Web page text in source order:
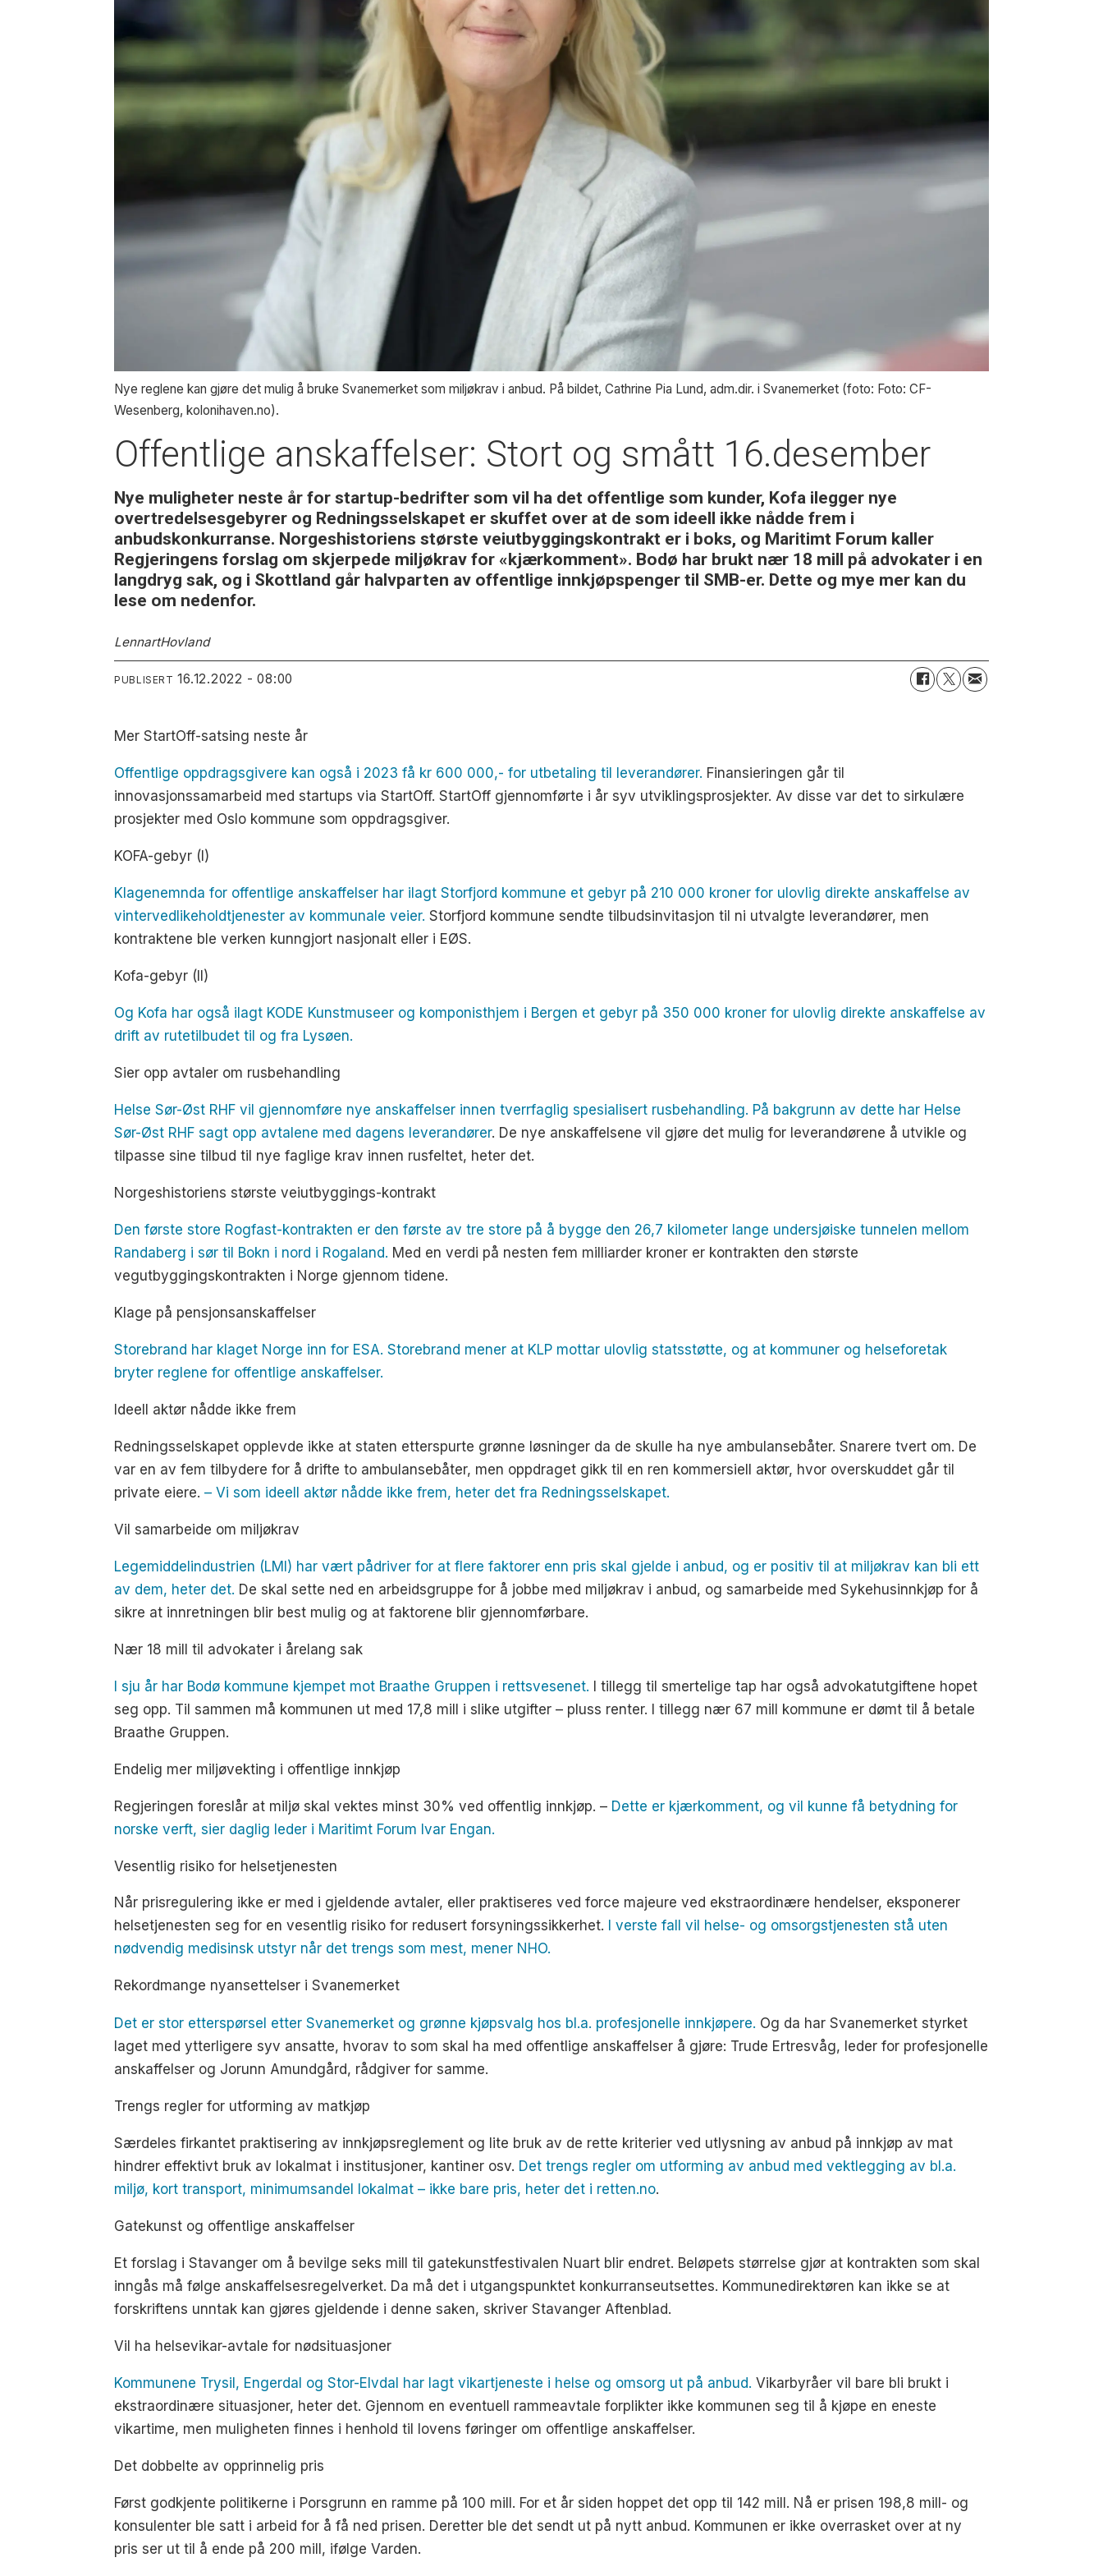
Nye reglene kan gjøre det mulig å bruke Svanemerket som miljøkrav i anbud. På bildet, Cathrine Pia Lund, adm.dir. i Svanemerket (foto: Foto: CF-
Wesenberg, kolonihaven.no).
Offentlige anskaffelser: Stort og smått 16.desember
Nye muligheter neste år for startup-bedrifter som vil ha det offentlige som kunder, Kofa ilegger nye
overtredelsesgebyrer og Redningsselskapet er skuffet over at de som ideell ikke nådde frem i
anbudskonkurranse. Norgeshistoriens største veiutbyggingskontrakt er i boks, og Maritimt Forum kaller
Regjeringens forslag om skjerpede miljøkrav for «kjærkomment». Bodø har brukt nær 18 mill på advokater i en
langdryg sak, og i Skottland går halvparten av offentlige innkjøpspenger til SMB-er. Dette og mye mer kan du
lese om nedenfor.
LennartHovland
PUBLISERT 16.12.2022 - 08:00
Mer StartOff-satsing neste år
Offentlige oppdragsgivere kan også i 2023 få kr 600 000,- for utbetaling til leverandører. Finansieringen går til
innovasjonssamarbeid med startups via StartOff. StartOff gjennomførte i år syv utviklingsprosjekter. Av disse var det to sirkulære
prosjekter med Oslo kommune som oppdragsgiver.
KOFA-gebyr (I)
Klagenemnda for offentlige anskaffelser har ilagt Storfjord kommune et gebyr på 210 000 kroner for ulovlig direkte anskaffelse av
vintervedlikeholdtjenester av kommunale veier. Storfjord kommune sendte tilbudsinvitasjon til ni utvalgte leverandører, men
kontraktene ble verken kunngjort nasjonalt eller i EØS.
Kofa-gebyr (II)
Og Kofa har også ilagt KODE Kunstmuseer og komponisthjem i Bergen et gebyr på 350 000 kroner for ulovlig direkte anskaffelse av
drift av rutetilbudet til og fra Lysøen.
Sier opp avtaler om rusbehandling
Helse Sør-Øst RHF vil gjennomføre nye anskaffelser innen tverrfaglig spesialisert rusbehandling. På bakgrunn av dette har Helse
Sør-Øst RHF sagt opp avtalene med dagens leverandører. De nye anskaffelsene vil gjøre det mulig for leverandørene å utvikle og
tilpasse sine tilbud til nye faglige krav innen rusfeltet, heter det.
Norgeshistoriens største veiutbyggings-kontrakt
Den første store Rogfast-kontrakten er den første av tre store på å bygge den 26,7 kilometer lange undersjøiske tunnelen mellom
Randaberg i sør til Bokn i nord i Rogaland. Med en verdi på nesten fem milliarder kroner er kontrakten den største
vegutbyggingskontrakten i Norge gjennom tidene.
Klage på pensjonsanskaffelser
Storebrand har klaget Norge inn for ESA. Storebrand mener at KLP mottar ulovlig statsstøtte, og at kommuner og helseforetak
bryter reglene for offentlige anskaffelser.
Ideell aktør nådde ikke frem
Redningsselskapet opplevde ikke at staten etterspurte grønne løsninger da de skulle ha nye ambulansebåter. Snarere tvert om. De
var en av fem tilbydere for å drifte to ambulansebåter, men oppdraget gikk til en ren kommersiell aktør, hvor overskuddet går til
private eiere.– Vi som ideell aktør nådde ikke frem, heter det fra Redningsselskapet.
Vil samarbeide om miljøkrav
Legemiddelindustrien (LMI) har vært pådriver for at flere faktorer enn pris skal gjelde i anbud, og er positiv til at miljøkrav kan bli ett
av dem, heter det. De skal sette ned en arbeidsgruppe for å jobbe med miljøkrav i anbud, og samarbeide med Sykehusinnkjøp for å
sikre at innretningen blir best mulig og at faktorene blir gjennomførbare.
Nær 18 mill til advokater i årelang sak
I sju år har Bodø kommune kjempet mot Braathe Gruppen i rettsvesenet. I tillegg til smertelige tap har også advokatutgiftene hopet
seg opp. Til sammen må kommunen ut med 17,8 mill i slike utgifter – pluss renter. I tillegg nær 67 mill kommune er dømt til å betale
Braathe Gruppen.
Endelig mer miljøvekting i offentlige innkjøp
Regjeringen foreslår at miljø skal vektes minst 30% ved offentlig innkjøp. – Dette er kjærkomment, og vil kunne få betydning for
norske verft, sier daglig leder i Maritimt Forum Ivar Engan.
Vesentlig risiko for helsetjenesten
Når prisregulering ikke er med i gjeldende avtaler, eller praktiseres ved force majeure ved ekstraordinære hendelser, eksponerer
helsetjenesten seg for en vesentlig risiko for redusert forsyningssikkerhet. I verste fall vil helse- og omsorgstjenesten stå uten
nødvendig medisinsk utstyr når det trengs som mest, mener NHO.
Rekordmange nyansettelser i Svanemerket
Det er stor etterspørsel etter Svanemerket og grønne kjøpsvalg hos bl.a. profesjonelle innkjøpere. Og da har Svanemerket styrket
laget med ytterligere syv ansatte, hvorav to som skal ha med offentlige anskaffelser å gjøre: Trude Ertresvåg, leder for profesjonelle
anskaffelser og Jorunn Amundgård, rådgiver for samme.
Trengs regler for utforming av matkjøp
Særdeles firkantet praktisering av innkjøpsreglement og lite bruk av de rette kriterier ved utlysning av anbud på innkjøp av mat
hindrer effektivt bruk av lokalmat i institusjoner, kantiner osv. Det trengs regler om utforming av anbud med vektlegging av bl.a.
miljø, kort transport, minimumsandel lokalmat – ikke bare pris, heter det i retten.no.
Gatekunst og offentlige anskaffelser
Et forslag i Stavanger om å bevilge seks mill til gatekunstfestivalen Nuart blir endret. Beløpets størrelse gjør at kontrakten som skal
inngås må følge anskaffelsesregelverket. Da må det i utgangspunktet konkurranseutsettes. Kommunedirektøren kan ikke se at
forskriftens unntak kan gjøres gjeldende i denne saken, skriver Stavanger Aftenblad.
Vil ha helsevikar-avtale for nødsituasjoner
Kommunene Trysil, Engerdal og Stor-Elvdal har lagt vikartjeneste i helse og omsorg ut på anbud. Vikarbyråer vil bare bli brukt i
ekstraordinære situasjoner, heter det. Gjennom en eventuell rammeavtale forplikter ikke kommunen seg til å kjøpe en eneste
vikartime, men muligheten finnes i henhold til lovens føringer om offentlige anskaffelser.
Det dobbelte av opprinnelig pris
Først godkjente politikerne i Porsgrunn en ramme på 100 mill. For et år siden hoppet det opp til 142 mill. Nå er prisen 198,8 mill- og
konsulenter ble satt i arbeid for å få ned prisen. Deretter ble det sendt ut på nytt anbud. Kommunen er ikke overrasket over at ny
pris ser ut til å ende på 200 mill, ifølge Varden.